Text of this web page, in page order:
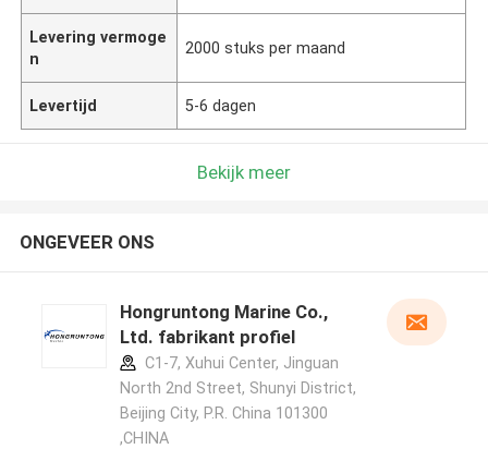
Levering vermoge
n
2000 stuks per maand
Levertijd 5-6 dagen
Bekijk meer
ONGEVEER ONS
Hongruntong Marine Co.,
Ltd. fabrikant profiel
C1-7, Xuhui Center, Jinguan
North 2nd Street, Shunyi District,
Beijing City, P.R. China 101300
,CHINA